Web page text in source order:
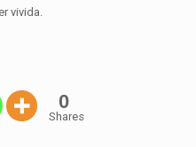
vivida.
0
Shares